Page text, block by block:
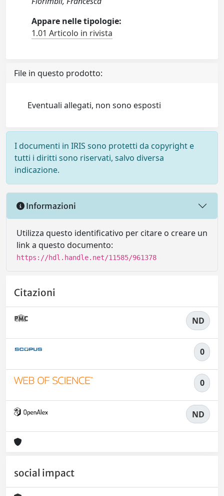
Appare nelle tipologie:
1.01 Articolo in rivista
File in questo prodotto:
Eventuali allegati, non sono esposti
I documenti in IRIS sono protetti da copyright e
tutti i diritti sono riservati, salvo diversa
indicazione.
Informazioni
Utilizza questo identificativo per citare o creare un
link a questo documento:
https://hdl.handle.net/11585/961378
Citazioni
ND
0
0
ND
social impact